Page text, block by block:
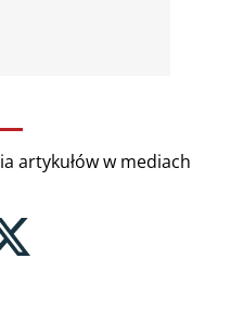
artykułów w mediach